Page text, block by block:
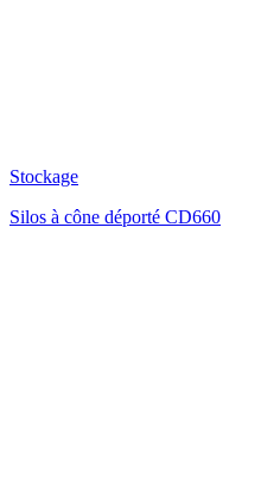
Stockage
Silos à cône déporté CD660